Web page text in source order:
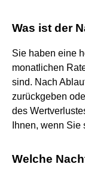
Was ist der
Sie haben eine
monatlichen
sind. Nach
zurückgeben
des
Ihnen, wenn
Welche